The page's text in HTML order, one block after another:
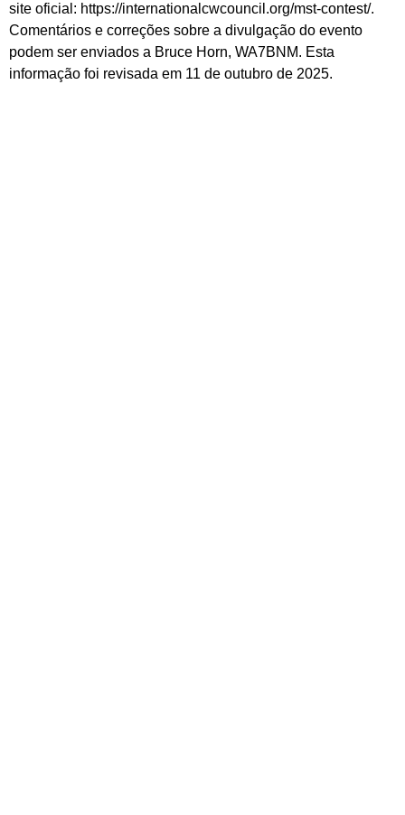
site oficial: https://internationalcwcouncil.org/mst-contest/.
Comentários e correções sobre a divulgação do evento
podem ser enviados a Bruce Horn, WA7BNM. Esta
informação foi revisada em 11 de outubro de 2025.